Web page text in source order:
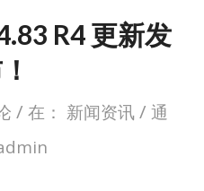
R4 更新发
/ 在： 新闻资讯 / 通